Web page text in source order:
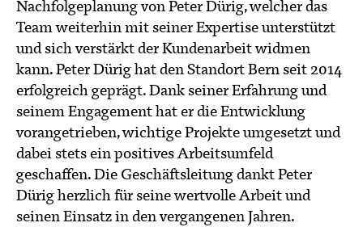
Nachfolgeplanung von Peter Dürig, welcher das
Team weiterhin mit seiner Expertise unterstützt
und sich verstärkt der Kundenarbeit widmen
kann. Peter Dürig hat den Standort Bern seit 2014
erfolgreich geprägt. Dank seiner Erfahrung und
seinem Engagement hat er die Entwicklung
vorangetrieben, wichtige Projekte umgesetzt und
dabei stets ein positives Arbeitsumfeld
geschaffen. Die Geschäftsleitung dankt Peter
Dürig herzlich für seine wertvolle Arbeit und
seinen Einsatz in den vergangenen Jahren.